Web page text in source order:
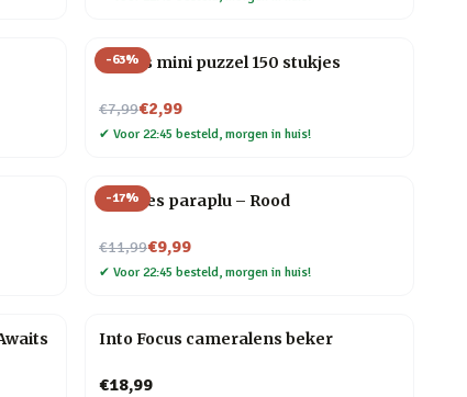
-63%
Vogels mini puzzel 150 stukjes
€7,99
Nu voor€2,99
✔ Voor 22:45 besteld, morgen in huis!
-17%
Wijnfles paraplu – Rood
€11,99
Nu voor€9,99
✔ Voor 22:45 besteld, morgen in huis!
Into Focus cameralens beker
€18,99